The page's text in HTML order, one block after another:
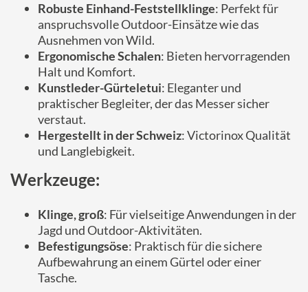
Robuste Einhand-Feststellklinge: Perfekt für
anspruchsvolle Outdoor-Einsätze wie das
Ausnehmen von Wild.
Ergonomische Schalen: Bieten hervorragenden
Halt und Komfort.
Kunstleder-Gürteletui: Eleganter und
praktischer Begleiter, der das Messer sicher
verstaut.
Hergestellt in der Schweiz: Victorinox Qualität
und Langlebigkeit.
Werkzeuge:
Klinge, groß: Für vielseitige Anwendungen in der
Jagd und Outdoor-Aktivitäten.
Befestigungsöse: Praktisch für die sichere
Aufbewahrung an einem Gürtel oder einer
Tasche.